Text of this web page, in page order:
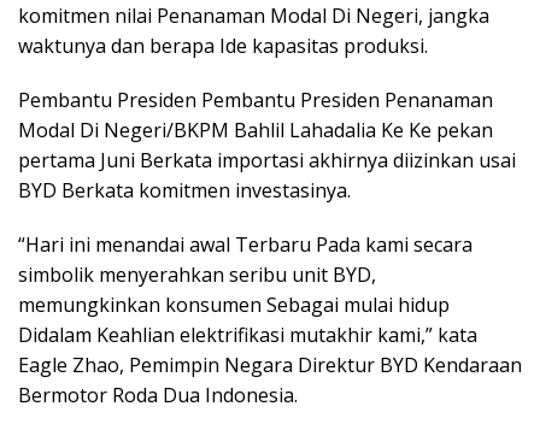
komitmen nilai Penanaman Modal Di Negeri, jangka
waktunya dan berapa Ide kapasitas produksi.
Pembantu Presiden Pembantu Presiden Penanaman
Modal Di Negeri/BKPM Bahlil Lahadalia Ke Ke pekan
pertama Juni Berkata importasi akhirnya diizinkan usai
BYD Berkata komitmen investasinya.
“Hari ini menandai awal Terbaru Pada kami secara
simbolik menyerahkan seribu unit BYD,
memungkinkan konsumen Sebagai mulai hidup
Didalam Keahlian elektrifikasi mutakhir kami,” kata
Eagle Zhao, Pemimpin Negara Direktur BYD Kendaraan
Bermotor Roda Dua Indonesia.